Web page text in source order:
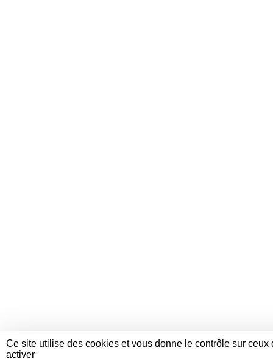
Ce site utilise des cookies et vous donne le contrôle sur ceux
activer